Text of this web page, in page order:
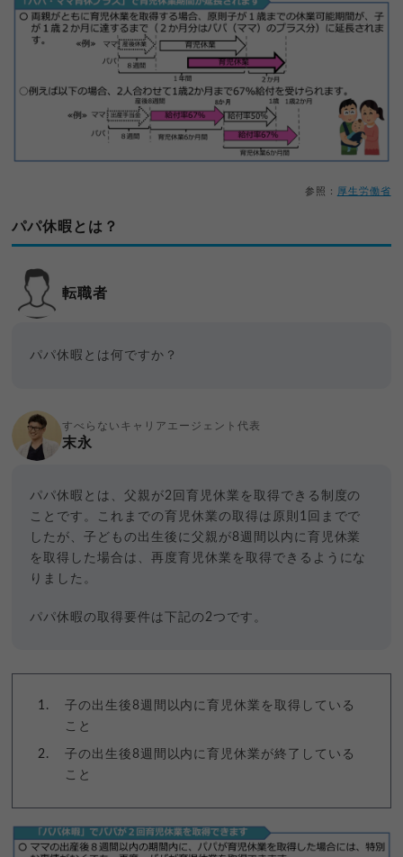
参照： 厚生労働省
パパ休暇とは？
転職者
パパ休暇とは何ですか？
すべらないキャリアエージェント代表
末永
パパ休暇とは、父親が2回育児休業を取得できる制度の
ことです。これまでの育児休業の取得は原則1回までで
したが、子どもの出生後に父親が8週間以内に育児休業
を取得した場合は、再度育児休業を取得できるようにな
りました。
パパ休暇の取得要件は下記の2つです。
子の出生後8週間以内に育児休業を取得している
こと
子の出生後8週間以内に育児休業が終了している
こと